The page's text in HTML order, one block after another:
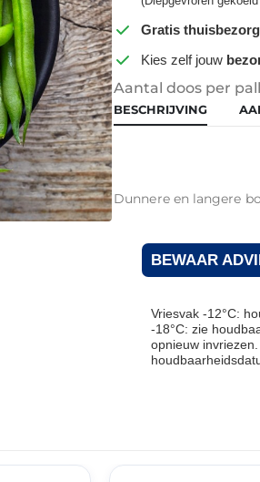
Gratis
Kies zelf jouw
Aantal doos per
BESCHRIJVING
Dunnere en langere
BEWAAR
Vriesvak -12°C:
-18°C: zie
opnieuw